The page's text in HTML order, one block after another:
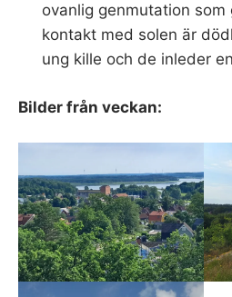
ovanlig genmutation som
kontakt med solen är
ung kille och de inleder
Bilder från veckan: